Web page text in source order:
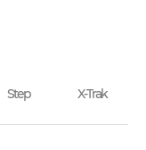
Step X-Trak